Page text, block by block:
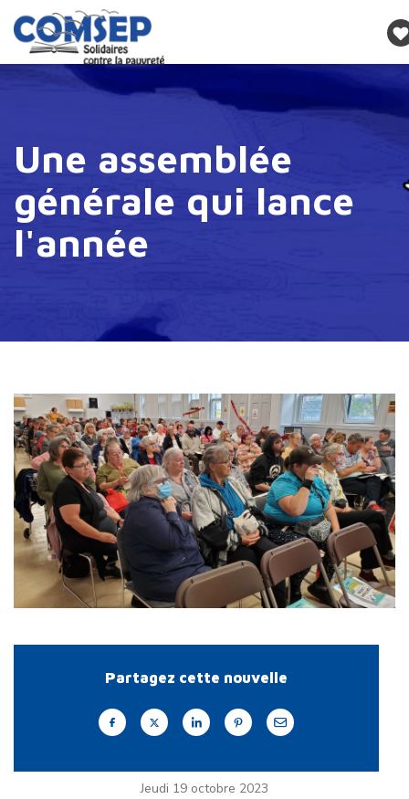
Une assemblée
générale qui lance
l'année
Partagez cette nouvelle
Jeudi 19 octobre 2023